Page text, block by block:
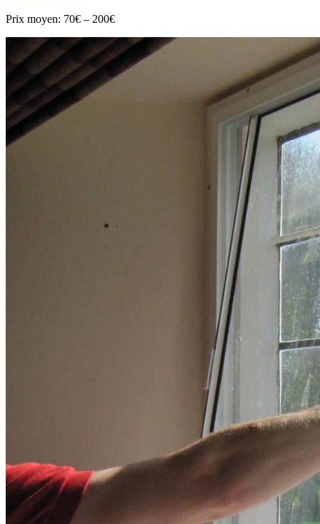
Prix moyen: 70€ – 200€